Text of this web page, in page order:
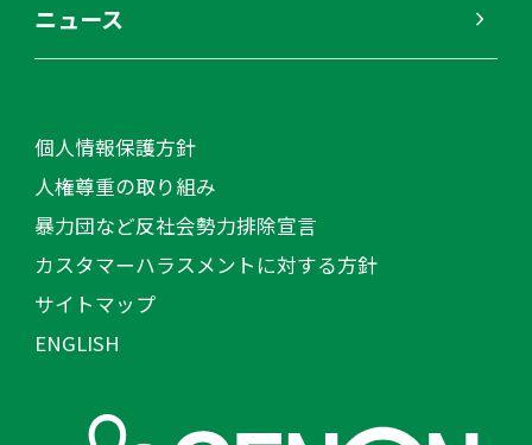
ニュース
個人情報保護方針
人権尊重の取り組み
暴力団など反社会勢力排除宣言
カスタマーハラスメントに対する方針
サイトマップ
ENGLISH